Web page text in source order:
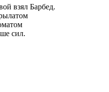
взял Барбед.
сил.